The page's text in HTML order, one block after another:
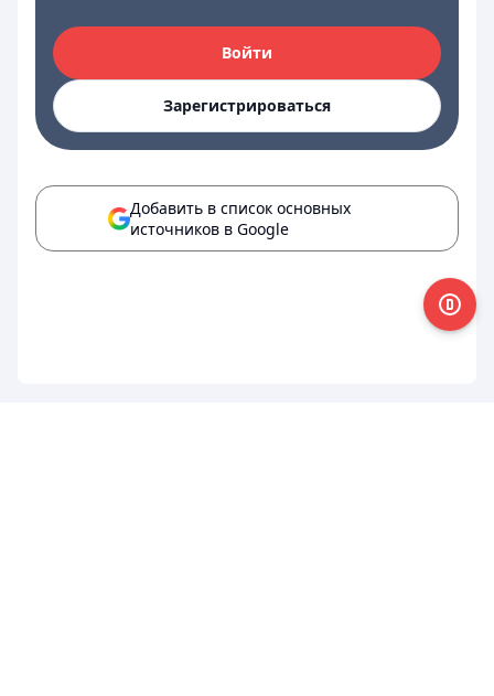
Войти
Зарегистрироваться
Добавить в список основных
источников в Google